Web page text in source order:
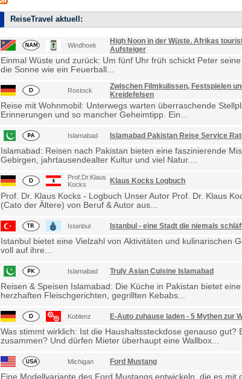
ReiseTravel aktuell:
Windhoek
High Noon in der Wüste. Afrikas
Aufsteiger
Einmal Wüste und zurück: Um fünf Uhr früh schickt Peter
die Sonne wie ein Feuerball...
Rostock
Zwischen Filmkulissen, Festspielen
Kreidefelsen
Reise mit Wohnmobil: Unterwegs warten überraschende
Erinnerungen und so mancher Geheimtipp. Ein...
Islamabad Islamabad Pakistan Reise Service
Islamabad: Reisen nach Pakistan bieten eine faszinierende
Gebirgen, jahrtausendealter Kultur und viel Natur....
Prof.Dr.Klaus
Kocks
Klaus Kocks Logbuch
Prof. Dr. Klaus Kocks - Logbuch Unser Autor Prof. Dr. Klaus
(Cato der Ältere) von Beruf & Autor aus...
Istanbul Istanbul - eine Stadt die niemals
Istanbul bietet eine Vielzahl von Aktivitäten und kulinarischen
voll auf ihre...
Islamabad Truly Asian Cuisine Islamabad
Reisen & Speisen Islamabad: Die Küche in Pakistan bietet
herzhaften Fleischgerichten, gegrillten Kebabs...
Koblenz E-Auto zuhause laden - 5 Mythen zur
Was stimmt wirklich: Ist die Haushaltssteckdose genauso gut?
zusammen? Und dürfen Mieter überhaupt eine Wallbox...
Michigan Ford Mustang
Eine Modellvariante des Ford Mustangs entwickeln, die es mit